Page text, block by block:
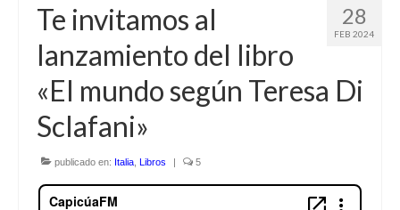
Más de Allan Tépper
Boletines
Contacto (vía TecnoTur)
Graba tu mensaje hablado
Escuchalibros.com
EditorialTecnoTur.com
28
FEB 2024
Te invitamos al
lanzamiento del libro
«El mundo según Teresa Di
Sclafani»
publicado en: Italia Libros | 5